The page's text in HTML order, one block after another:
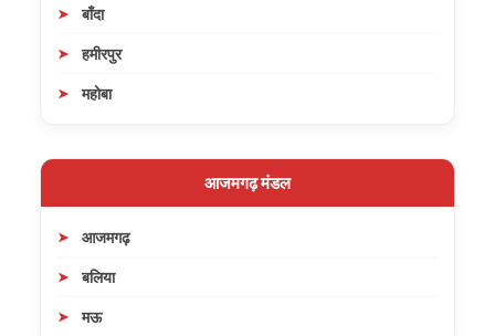
बाँदा
हमीरपुर
महोबा
आजमगढ़ मंडल
आजमगढ़
बलिया
मऊ